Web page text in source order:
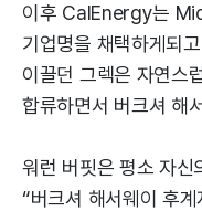
이후 CalEnergy는
기업명을 채택하게되
이끌던 그렉은 자연스
합류하면서 버크셔 해
워런 버핏은 평소 자신
“버크셔 해서웨이 후